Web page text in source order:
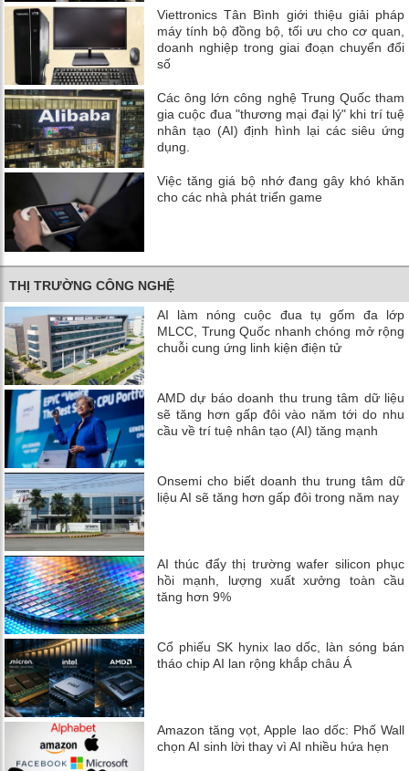
Viettronics Tân Bình giới thiệu giải pháp
máy tính bộ đồng bộ, tối ưu cho cơ quan,
doanh nghiệp trong giai đoạn chuyển đổi
số
Các ông lớn công nghệ Trung Quốc tham
gia cuộc đua "thương mại đại lý" khi trí tuệ
nhân tạo (AI) định hình lại các siêu ứng
dụng.
Việc tăng giá bộ nhớ đang gây khó khăn
cho các nhà phát triển game
THỊ TRƯỜNG CÔNG NGHỆ
AI làm nóng cuộc đua tụ gốm đa lớp
MLCC, Trung Quốc nhanh chóng mở rộng
chuỗi cung ứng linh kiện điện tử
AMD dự báo doanh thu trung tâm dữ liệu
sẽ tăng hơn gấp đôi vào năm tới do nhu
cầu về trí tuệ nhân tạo (AI) tăng mạnh
Onsemi cho biết doanh thu trung tâm dữ
liệu AI sẽ tăng hơn gấp đôi trong năm nay
AI thúc đẩy thị trường wafer silicon phục
hồi mạnh, lượng xuất xưởng toàn cầu
tăng hơn 9%
Cổ phiếu SK hynix lao dốc, làn sóng bán
tháo chip AI lan rộng khắp châu Á
Amazon tăng vọt, Apple lao dốc: Phố Wall
chọn AI sinh lời thay vì AI nhiều hứa hẹn